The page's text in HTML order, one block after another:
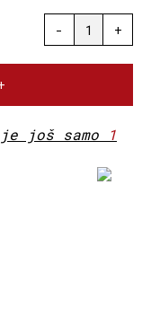
- 1 +
još samo
1